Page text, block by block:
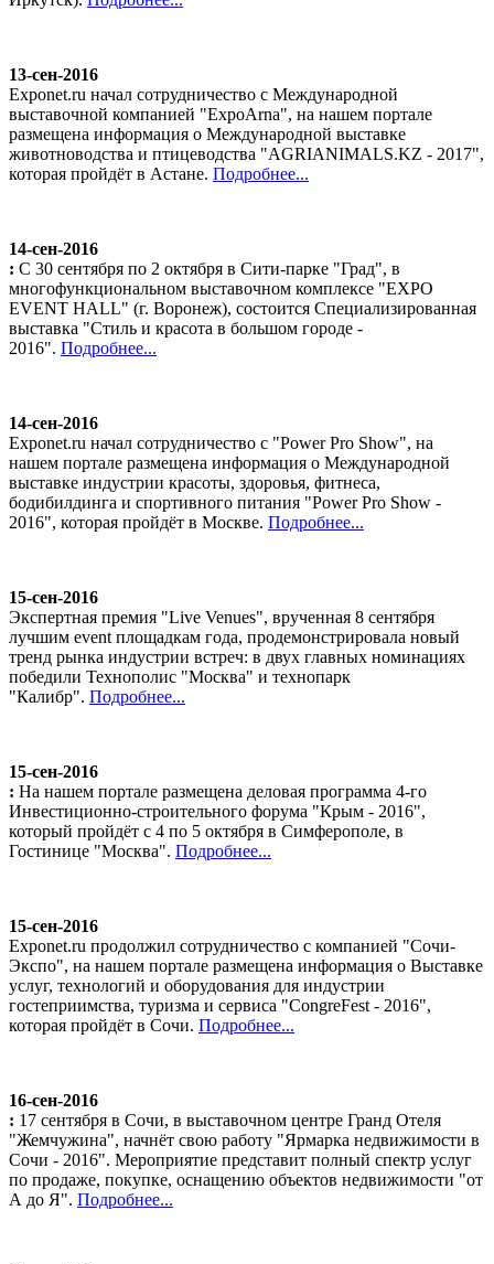
13-сен-2016
Exponet.ru начал сотрудничество с Международной
выставочной компанией "ExpoArna", на нашем портале
размещена информация о Международной выставке
животноводства и птицеводства "AGRIANIMALS.KZ - 2017",
которая пройдёт в Астане. Подробнее...
14-сен-2016
: С 30 сентября по 2 октября в Сити-парке "Град", в
многофункциональном выставочном комплексе "EXPO
EVENT HALL" (г. Воронеж), состоится Специализированная
выставка "Стиль и красота в большом городе -
2016". Подробнее...
14-сен-2016
Exponet.ru начал сотрудничество с "Power Pro Show", на
нашем портале размещена информация о Международной
выставке индустрии красоты, здоровья, фитнеса,
бодибилдинга и спортивного питания "Power Pro Show -
2016", которая пройдёт в Москве. Подробнее...
15-сен-2016
Экспертная премия "Live Venues", врученная 8 сентября
лучшим event площадкам года, продемонстрировала новый
тренд рынка индустрии встреч: в двух главных номинациях
победили Технополис "Москва" и технопарк
"Калибр". Подробнее...
15-сен-2016
: На нашем портале размещена деловая программа 4-го
Инвестиционно-строительного форума "Крым - 2016",
который пройдёт с 4 по 5 октября в Симферополе, в
Гостинице "Москва". Подробнее...
15-сен-2016
Exponet.ru продолжил сотрудничество с компанией "Сочи-
Экспо", на нашем портале размещена информация о Выставке
услуг, технологий и оборудования для индустрии
гостеприимства, туризма и сервиса "CongreFest - 2016",
которая пройдёт в Сочи. Подробнее...
16-сен-2016
: 17 сентября в Сочи, в выставочном центре Гранд Отеля
"Жемчужина", начнёт свою работу "Ярмарка недвижимости в
Сочи - 2016". Мероприятие представит полный спектр услуг
по продаже, покупке, оснащению объектов недвижимости "от
А до Я". Подробнее...